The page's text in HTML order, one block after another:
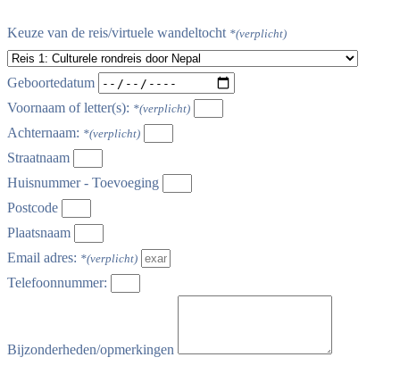
Keuze van de reis/virtuele wandeltocht
Geboortedatum
Voornaam of letter(s):
Achternaam:
Straatnaam
Huisnummer - Toevoeging
Postcode
Plaatsnaam
Email adres:
Telefoonnummer:
Bijzonderheden/opmerkingen